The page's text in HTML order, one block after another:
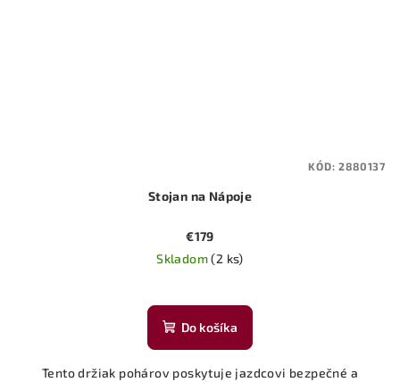
Stojan na Nápoje
€179
Skladom(2 ks)
Do košíka
Tento držiak pohárov poskytuje jazdcovi bezpečné a
KÓD:2880137